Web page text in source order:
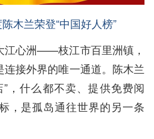
木兰荣登“中国好人榜”
江心洲——枝江市百里洲镇，
接外界的唯一通道。陈木兰
，什么都不卖、提供免费阅
，是孤岛通往世界的另一条